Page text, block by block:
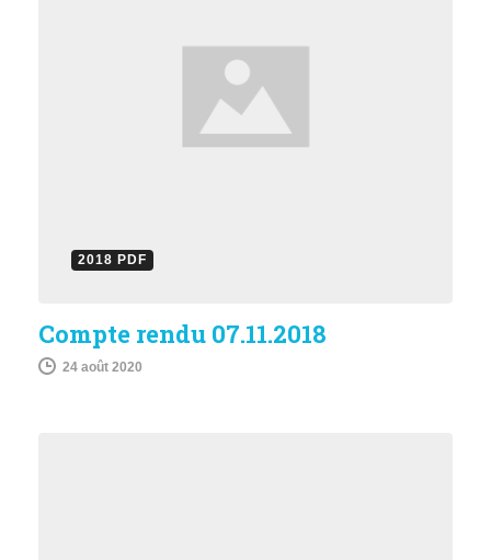
2018 PDF
Compte rendu 07.11.2018
24 août 2020